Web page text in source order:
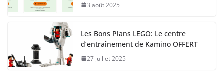
3 août 2025
Les Bons Plans LEGO: Le centre
d’entraînement de Kamino OFFERT
27 juillet 2025